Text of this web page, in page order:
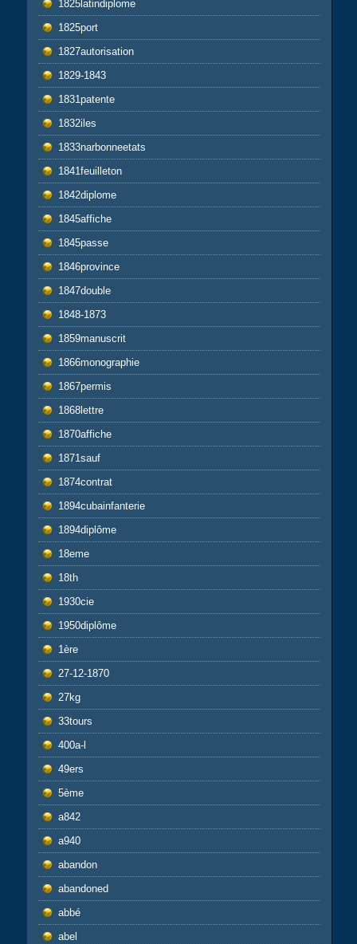
1825latindiplome
1825port
1827autorisation
1829-1843
1831patente
1832iles
1833narbonneetats
1841feuilleton
1842diplome
1845affiche
1845passe
1846province
1847double
1848-1873
1859manuscrit
1866monographie
1867permis
1868lettre
1870affiche
1871sauf
1874contrat
1894cubainfanterie
1894diplôme
18eme
18th
1930cie
1950diplôme
1ère
27-12-1870
27kg
33tours
400a-l
49ers
5ème
a842
a940
abandon
abandoned
abbé
abel